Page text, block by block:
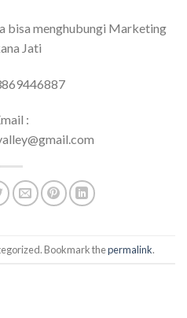
bisa menghubungi Marketing
Jati
:
Bookmark thepermalink.